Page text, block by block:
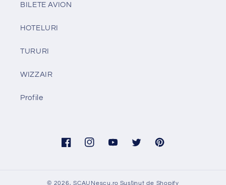
BILETE AVION
HOTELURI
TURURI
WIZZAIR
Profile
FacebookInstagramYouTubeTwitter Pinterest
© 2026,SCAUNescu.ro Susținut de Shopify